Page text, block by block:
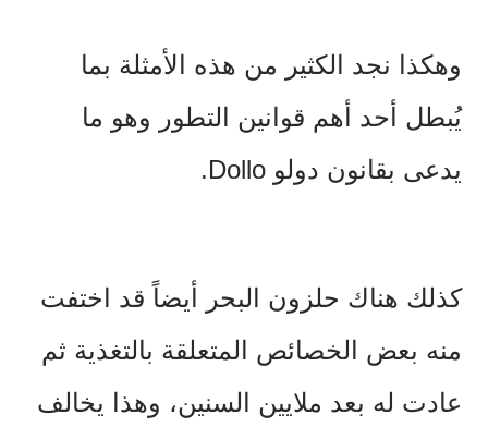
وهكذا نجد الكثير من هذه الأمثلة بما
يُبطل أحد أهم قوانين التطور وهو ما
يدعى بقانون دولو Dollo.
كذلك هناك حلزون البحر أيضاً قد اختفت
منه بعض الخصائص المتعلقة بالتغذية ثم
عادت له بعد ملايين السنين، وهذا يخالف